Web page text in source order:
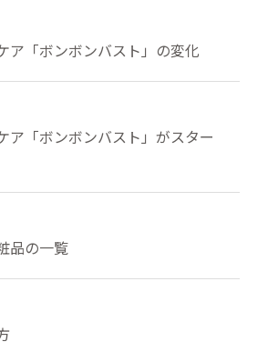
ア「ボンボンバスト」の変化
ア「ボンボンバスト」がスター
品の一覧